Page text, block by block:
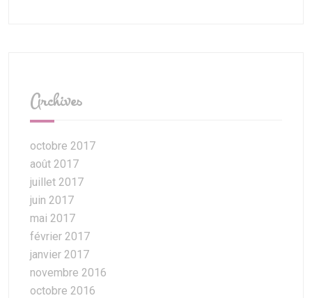
Archives
octobre 2017
août 2017
juillet 2017
juin 2017
mai 2017
février 2017
janvier 2017
novembre 2016
octobre 2016